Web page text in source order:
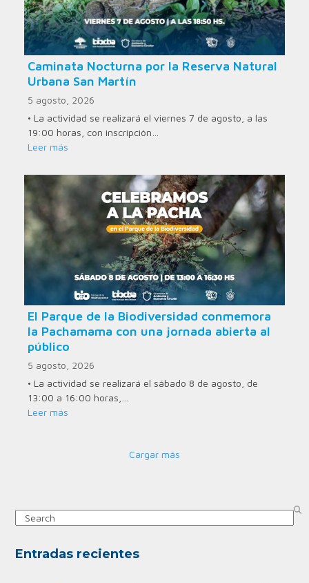
Caminata Nocturna por la Reserva Natural
Urbana San Martín
5 agosto, 2026
• La actividad se realizará el viernes 7 de agosto, a las
19:00 horas, con inscripción…
Leer más
El Parque de la Biodiversidad conmemora
la Pachamama con una jornada abierta al
público
5 agosto, 2026
• La actividad se realizará el sábado 8 de agosto, de
13:00 a 16:00 horas,…
Leer más
Cargar más
Search
Entradas recientes